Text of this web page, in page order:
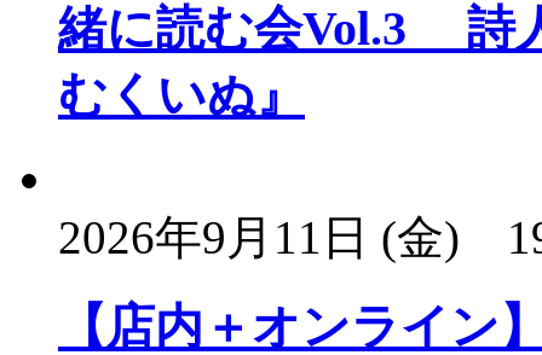
緒に読む会Vol.3 詩
むくいぬ』
2026年9月11日 (金)
【店内＋オンライン